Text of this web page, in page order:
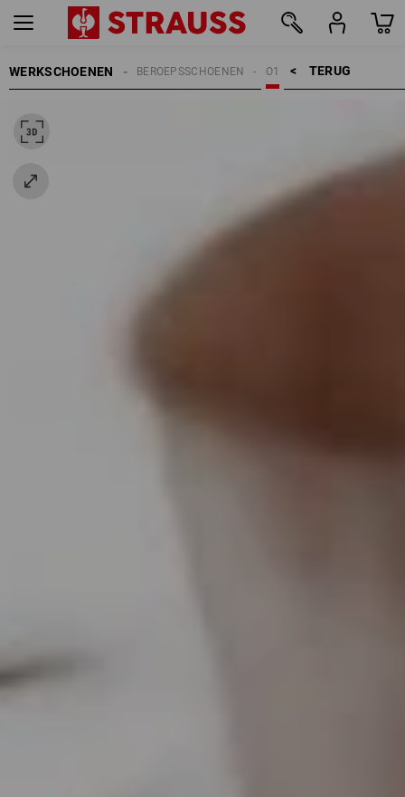
WERKSCHOENEN TERUG    >
O1
BEROEPSSCHOENEN